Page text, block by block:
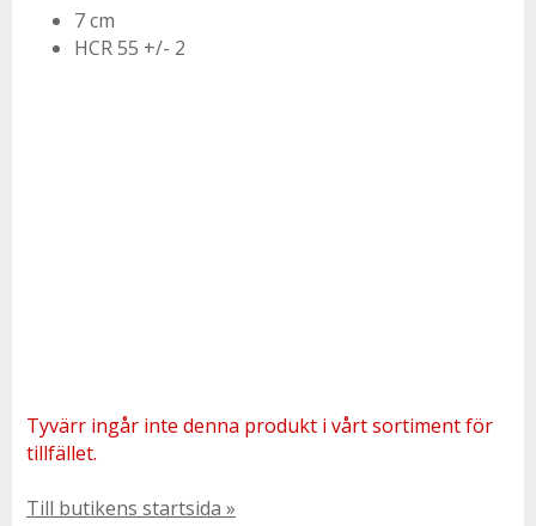
7 cm
HCR 55 +/- 2
Tyvärr ingår inte denna produkt i vårt sortiment för
tillfället.
Till butikens startsida »